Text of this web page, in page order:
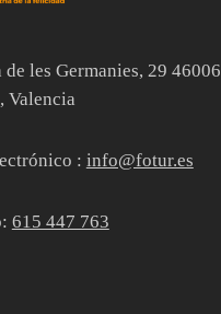
de les Germanies, 29 46006
Valencia
: info@fotur.es
615 447 763